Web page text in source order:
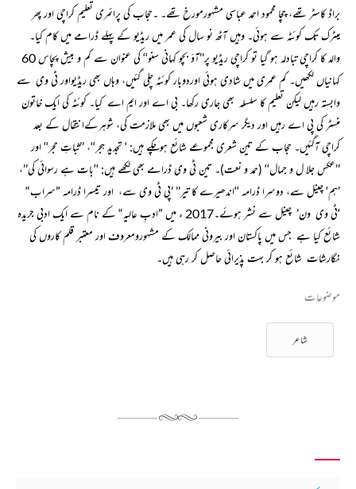
براڈ کاسٹر تھے، چچا محمود احمد عباسی مشہورمورخ تھے۔ ۔حجاب کی پرائمری تعلیم کراچی اور پھر
میٹرک تک کوئٹہ سے ہوئی۔ وہیں آٹھ نو سال کی عمر میں ریڈیو کے پہلے ڈرامے میں کام کیا۔
والد کا کراچی تبادلہ ہو گیا تو کراچی ریڈیو پر’’آؤ بچو کہانی سنو‘‘ کی عنوان سے کم و بیش پچاس 60
کہانیاں لکھیں۔ کم عمری میں شادی ہوئی اوردوبار کوئٹہ چلی گئیں، وہاں بھی ریڈیواور ٹی وی سے
وابستہ رہیں لیکن تعلیم کا سلسلہ بھی جاری رکھا۔ بی اے اور ایم اے کیا۔ کوئٹہ کی ایک خاتون
منسٹر کی پی اے رہیں اور دیگر سرکاری شعبوں میں بھی ملازمت کی، شوہرکےانتقال کے بعد
کراچی آگئیں۔ حجاب کے تین شعری مجموعے شائع ہوچکے ہیں: ‘ تجدیدِ ہجر‘‘، ’’ثباتِ حجر‘‘ اور
’’عکس جلا ل و جمال‘‘ (حمد و نعت)۔ تین ٹی وی ڈرامے بھی لکھے ہیں:ـ ‘‘بات ہے رسوائی کی’’،
’ہم‘ چینل سے، دوسرا ڈرامہ ‘‘اندھیرے کا تیر’’ ’پی ٹی وی سے، اور تیسرا ڈرامہ ”سراب“
‘ٹی وی ون’ چینل سے نشر ہوئے۔2017 ء میں ”ادبِ عالیہ“ کے نام سے ایک ادبی جریدہ
شائع کیا ہے جس میں پاکستان اور بیرونی ممالک کے مشہورومعروف اور معتبر قلم کاروں کی
نگارشات شائع ہو کر بہت پذیرائی حاصل کر رہی ہیں۔
موضوعات
شاعر